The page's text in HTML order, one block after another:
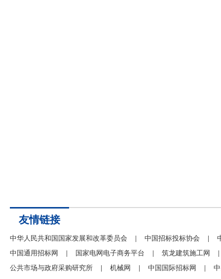
友情链接
中华人民共和国国家发展和改革委员会 中国招标投标协会
中国通用招标网
国家电网电子商务平台 筑龙建筑施工网
公共市场与政府采购研究所
机械网 中国国际招标网